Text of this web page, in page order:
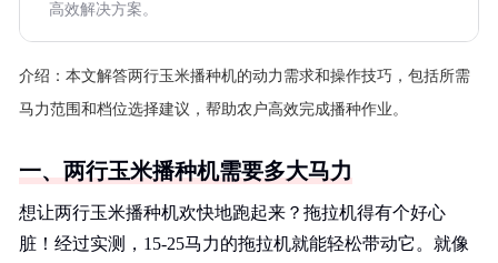
高效解决方案。
介绍： 本文解答两行玉米播种机的动力需求和操作技巧，包括所需
马力范围和档位选择建议，帮助农户高效完成播种作业。
一、两行玉米播种机需要多大马力
想让两行玉米播种机欢快地跑起来？拖拉机得有个好心
脏！经过实测，15-25马力的拖拉机就能轻松带动它。就像